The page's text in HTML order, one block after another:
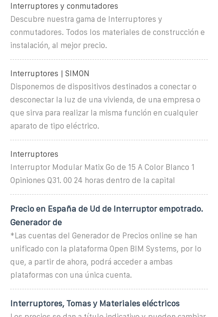
Interruptores y conmutadores
Descubre nuestra gama de Interruptores y
conmutadores. Todos los materiales de construcción e
instalación, al mejor precio.
Interruptores | SIMON
Disponemos de dispositivos destinados a conectar o
desconectar la luz de una vivienda, de una empresa o
que sirva para realizar la misma función en cualquier
aparato de tipo eléctrico.
Interruptores
Interruptor Modular Matix Go de 15 A Color Blanco 1
Opiniones Q31. 00 24 horas dentro de la capital
Precio en España de Ud de Interruptor empotrado.
Generador de
*Las cuentas del Generador de Precios online se han
unificado con la plataforma Open BIM Systems, por lo
que, a partir de ahora, podrá acceder a ambas
plataformas con una única cuenta.
Interruptores, Tomas y Materiales eléctricos